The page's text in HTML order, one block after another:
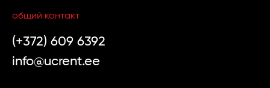
общий контакт
(+372) 609 6392
info@ucrent.ee